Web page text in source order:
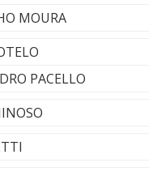
MOURA
PACELLO